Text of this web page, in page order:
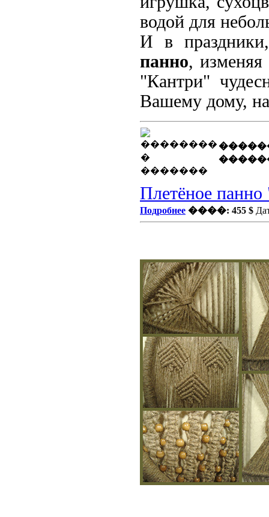
водой для
И в
панно, изменяя
"Кантри"
Вашему дому,
Плетёное
Подробнее ����: 455 $